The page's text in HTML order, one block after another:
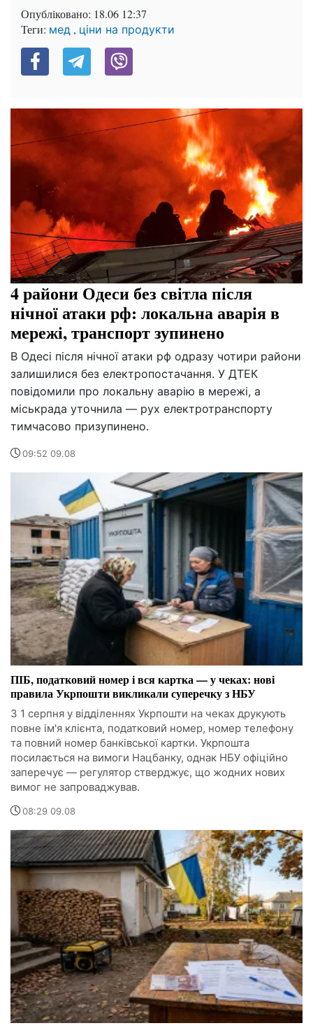
Опубліковано: 18.06 12:37
Теги: мед , ціни на продукти
4 райони Одеси без світла після
нічної атаки рф: локальна аварія в
мережі, транспорт зупинено
В Одесі після нічної атаки рф одразу чотири райони
залишилися без електропостачання. У ДТЕК
повідомили про локальну аварію в мережі, а
міськрада уточнила — рух електротранспорту
тимчасово призупинено.
09:52 09.08
ПІБ, податковий номер і вся картка — у чеках: нові
правила Укрпошти викликали суперечку з НБУ
З 1 серпня у відділеннях Укрпошти на чеках друкують
повне ім'я клієнта, податковий номер, номер телефону
та повний номер банківської картки. Укрпошта
посилається на вимоги Нацбанку, однак НБУ офіційно
заперечує — регулятор стверджує, що жодних нових
вимог не запроваджував.
08:29 09.08